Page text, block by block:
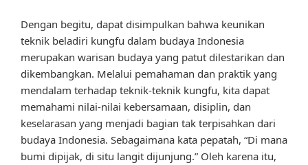
Dengan begitu, dapat disimpulkan bahwa keunikan
teknik beladiri kungfu dalam budaya Indonesia
merupakan warisan budaya yang patut dilestarikan dan
dikembangkan. Melalui pemahaman dan praktik yang
mendalam terhadap teknik-teknik kungfu, kita dapat
memahami nilai-nilai kebersamaan, disiplin, dan
keselarasan yang menjadi bagian tak terpisahkan dari
budaya Indonesia. Sebagaimana kata pepatah, “Di mana
bumi dipijak, di situ langit dijunjung.” Oleh karena itu,